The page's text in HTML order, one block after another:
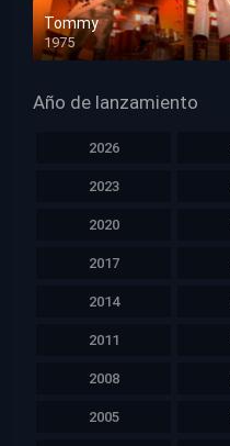
Tommy
1975
HD 1080p
Año de lanzamiento
2026
2023
2020
2017
2014
2011
2008
2005